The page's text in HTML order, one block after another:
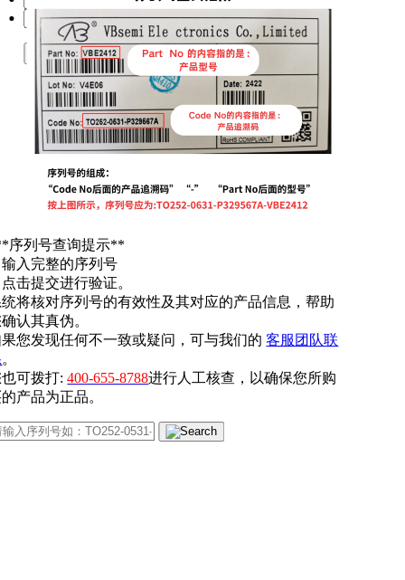
提交
序列号查询提示**
输入完整的序列号
点击提交进行验证。
将核对序列号的有效性及其对应的产品信息，帮助
认其真伪。
您发现任何不一致或疑问，可与我们的客服团队联
。
也可拨打:400-655-8788进行人工核查，以确保您所购
产品为正品。